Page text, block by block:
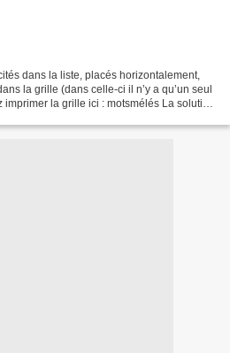
dans la liste, placés horizontalement,
la grille (dans celle-ci il n’y a qu’un seul
la grille ici : motsmélés La solution